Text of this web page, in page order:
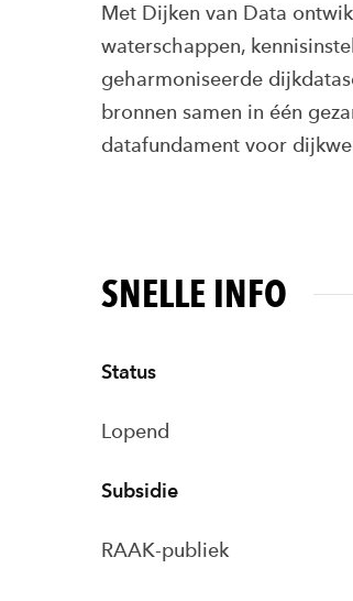
Met Dijken van Data
waterschappen,
geharmoniseerde
bronnen samen in één
datafundament voor
SNELLE INFO
Status
Lopend
Subsidie
RAAK-publiek